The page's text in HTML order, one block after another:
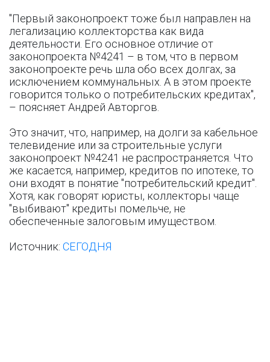
"Первый законопроект тоже был направлен на
легализацию коллекторства как вида
деятельности. Его основное отличие от
законопроекта №4241 – в том, что в первом
законопроекте речь шла обо всех долгах, за
исключением коммунальных. А в этом проекте
говорится только о потребительских кредитах",
– поясняет Андрей Авторгов.
Это значит, что, например, на долги за кабельное
телевидение или за строительные услуги
законопроект №4241 не распространяется. Что
же касается, например, кредитов по ипотеке, то
они входят в понятие "потребительский кредит".
Хотя, как говорят юристы, коллекторы чаще
"выбивают" кредиты помельче, не
обеспеченные залоговым имуществом.
Источник: СЕГОДНЯ